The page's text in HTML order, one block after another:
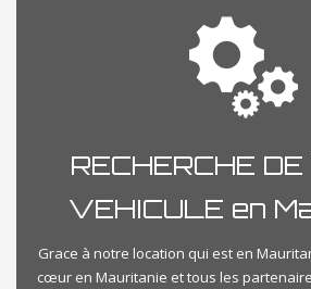
RECHERCHE
VEHICULE en
Grace à notre location qui est en
cœur en Mauritanie et tous les